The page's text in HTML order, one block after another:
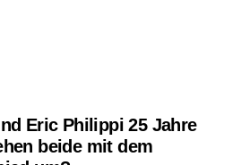
Eric Philippi 25 Jahre
beide mit dem